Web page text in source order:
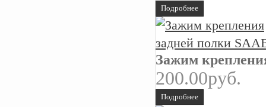
Подробнее
Зажим
200.00руб.
Подробнее